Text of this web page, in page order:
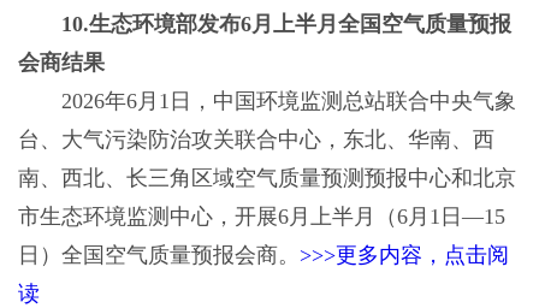
10.生态环境部发布6月上半月全国空气质量预报
会商结果
2026年6月1日，中国环境监测总站联合中央气象
台、大气污染防治攻关联合中心，东北、华南、西
南、西北、长三角区域空气质量预测预报中心和北京
市生态环境监测中心，开展6月上半月（6月1日—15
日）全国空气质量预报会商。 >>>更多内容，点击阅
读